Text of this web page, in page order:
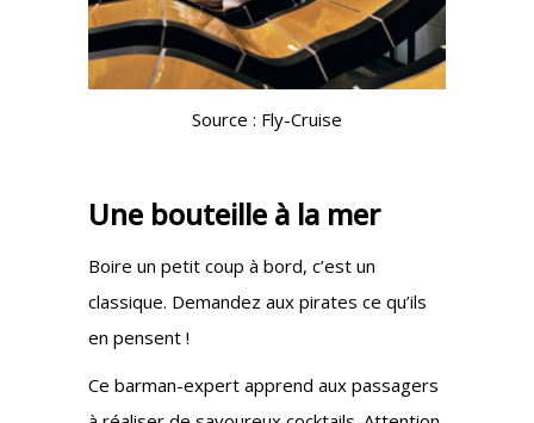
Source : Fly-Cruise
Une bouteille à la mer
Boire un petit coup à bord, c’est un
classique. Demandez aux pirates ce qu’ils
en pensent !
Ce barman-expert apprend aux passagers